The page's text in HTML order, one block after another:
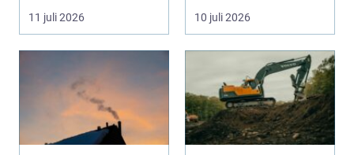
11 juli 2026
yrket lika ...
10 juli 2026